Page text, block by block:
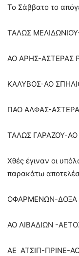
Το Σάββατο το
ΤΑΛΩΣ
ΑΟ ΑΡΗΣ-ΑΣΤΕΡΑΣ
ΚΑΛΥΒΟΣ-ΑΟ
ΠΑΟ ΑΛΦΑΣ-
ΤΑΛΩΣ ΓΑΡΑΖΟΥ-
Χθές έγιναν οι
παρακάτω
ΟΦΑΡΜΕΝΩΝ-
ΑΟ ΛΙΒΑΔΙΩΝ -
ΑΕ ΑΤΣΙΠ-ΠΡΙΝΕ-